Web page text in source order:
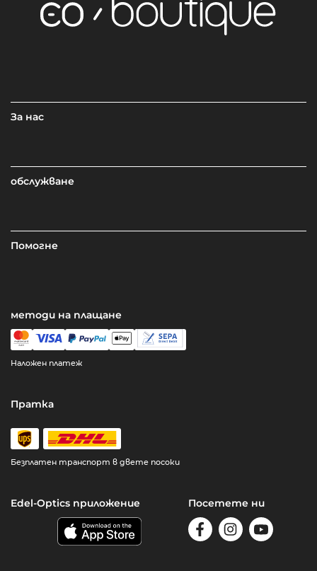
За нас
обслужване
Помогне
методи на плащане
Наложен платеж
Пратка
Безплатен транспорт в двете посоки
Edel-Optics приложение Посетете ни